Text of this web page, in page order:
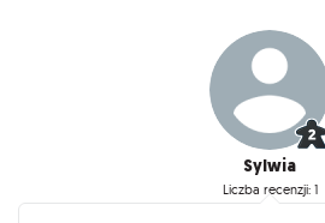
Sylwia
Liczba recenzji: 1